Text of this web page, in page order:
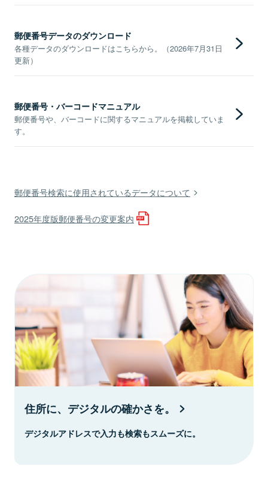
郵便番号データのダウンロード
各種データのダウンロードはこちらから。（2026年7月31日
更新）
郵便番号・バーコードマニュアル
郵便番号や、バーコードに関するマニュアルを掲載していま
す。
郵便番号検索に使用されているデータについて
2025年度版郵便番号の変更案内
住所に、デジタルの確かさを。
デジタルアドレスで入力も検索もスムーズに。